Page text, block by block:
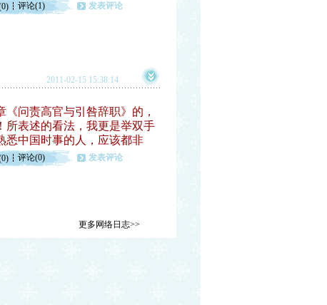
评论(1) 发表评论
2011-02-15 15:38:14
问责高官与引咎辞职》的，
所表述的看法，我更是举双手
悉中国时事的人，应该都非
评论(0) 发表评论
更多网络日志>>